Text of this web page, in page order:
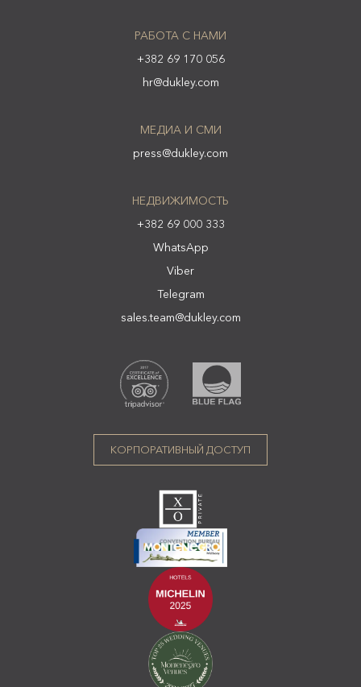
РАБОТА С НАМИ
+382 69 170 056
hr@dukley.com
МЕДИА И СМИ
press@dukley.com
НЕДВИЖИМОСТЬ
+382 69 000 333
WhatsApp
Viber
Telegram
sales.team@dukley.com
КОРПОРАТИВНЫЙ ДОСТУП